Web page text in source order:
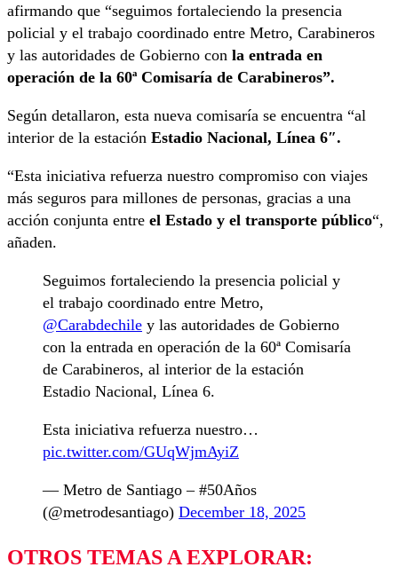
afirmando que “seguimos fortaleciendo la presencia
policial y el trabajo coordinado entre Metro, Carabineros
y las autoridades de Gobierno con la entrada en
operación de la 60ª Comisaría de Carabineros”.
Según detallaron, esta nueva comisaría se encuentra “al
interior de la estación Estadio Nacional, Línea 6″.
“Esta iniciativa refuerza nuestro compromiso con viajes
más seguros para millones de personas, gracias a una
acción conjunta entre el Estado y el transporte público“,
añaden.
Seguimos fortaleciendo la presencia policial y
el trabajo coordinado entre Metro,
@Carabdechile y las autoridades de Gobierno
con la entrada en operación de la 60ª Comisaría
de Carabineros, al interior de la estación
Estadio Nacional, Línea 6.
Esta iniciativa refuerza nuestro…
pic.twitter.com/GUqWjmAyiZ
— Metro de Santiago – #50Años
(@metrodesantiago) December 18, 2025
OTROS TEMAS A EXPLORAR: